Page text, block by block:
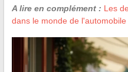
A lire en complément : Les
dans le monde de